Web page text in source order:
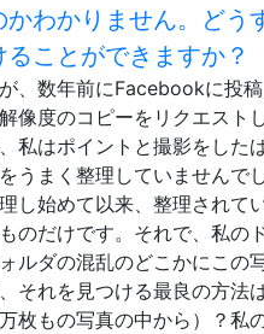
かわかりません。どう
ることができますか？
、数年前にFacebookに投
像度のコピーをリクエスト
私はポイントと撮影をした
うまく整理していませんで
し始めて以来、整理されて
のだけです。それで、私の
ルダの混乱のどこかにこの
それを見つける最良の方法
万枚もの写真の中から）？私